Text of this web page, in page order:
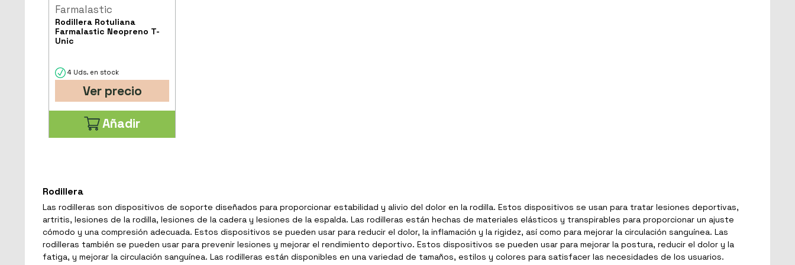
Farmalastic
Rodillera Rotuliana
Farmalastic Neopreno T-
Unic
4 Uds. en stock
Ver precio
Añadir
Rodillera
Las rodilleras son dispositivos de soporte diseñados para proporcionar estabilidad y alivio del dolor en la rodilla. Estos dispositivos se usan para tratar lesiones deportivas,
artritis, lesiones de la rodilla, lesiones de la cadera y lesiones de la espalda. Las rodilleras están hechas de materiales elásticos y transpirables para proporcionar un ajuste
cómodo y una compresión adecuada. Estos dispositivos se pueden usar para reducir el dolor, la inflamación y la rigidez, así como para mejorar la circulación sanguínea. Las
rodilleras también se pueden usar para prevenir lesiones y mejorar el rendimiento deportivo. Estos dispositivos se pueden usar para mejorar la postura, reducir el dolor y la
fatiga, y mejorar la circulación sanguínea. Las rodilleras están disponibles en una variedad de tamaños, estilos y colores para satisfacer las necesidades de los usuarios.